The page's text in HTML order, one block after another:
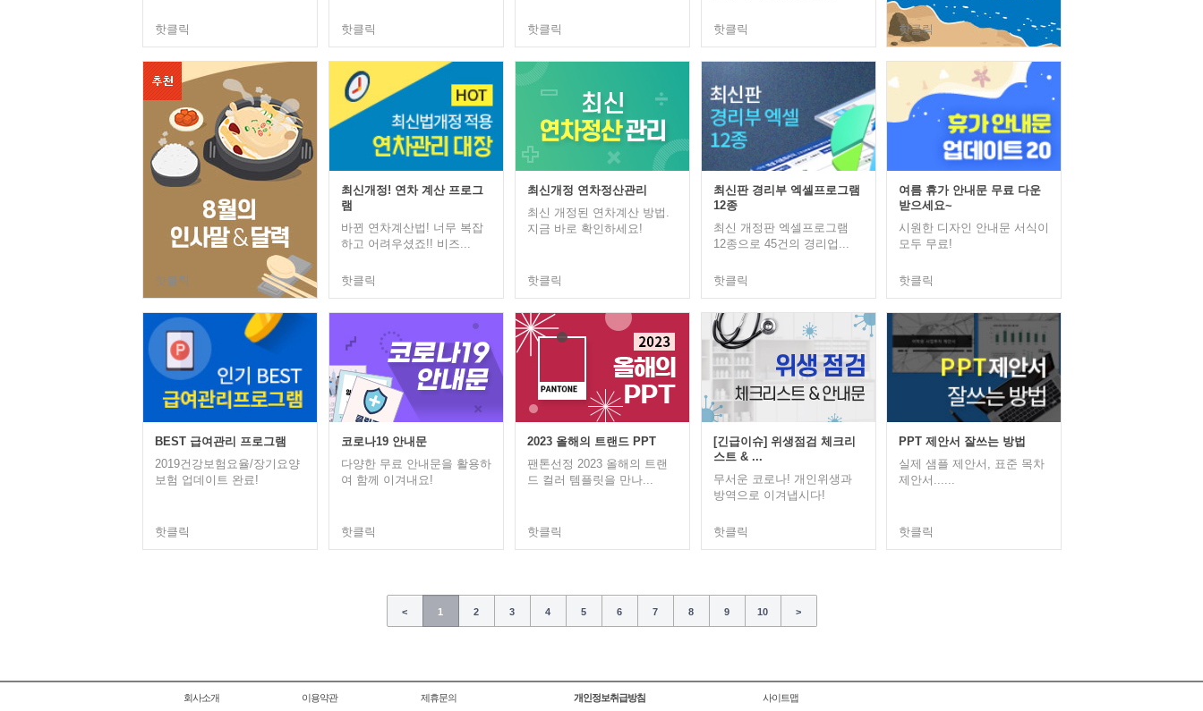
핫클릭 핫클릭 핫클릭 핫클릭 핫클릭
핫클릭
최신개정! 연차 계산 프로그
램
바뀐 연차계산법! 너무 복잡
하고 어려우셨죠!! 비즈...
핫클릭
최신개정 연차정산관리
최신 개정된 연차계산 방법.
지금 바로 확인하세요!
핫클릭
최신판 경리부 엑셀프로그램
12종
최신 개정판 엑셀프로그램
12종으로 45건의 경리업...
핫클릭
여름 휴가 안내문 무료 다운
받으세요~
시원한 디자인 안내문 서식이
모두 무료!
핫클릭
BEST 급여관리 프로그램
2019건강보험요율/장기요양
보험 업데이트 완료!
핫클릭
코로나19 안내문
다양한 무료 안내문을 활용하
여 함께 이겨내요!
핫클릭
2023 올해의 트랜드 PPT
팬톤선정 2023 올해의 트랜
드 컬러 템플릿을 만나...
핫클릭
[긴급이슈] 위생점검 체크리
스트 & ...
무서운 코로나! 개인위생과
방역으로 이겨냅시다!
핫클릭
PPT 제안서 잘쓰는 방법
실제 샘플 제안서, 표준 목차
제안서......
핫클릭
< 1 2 3 4 5 6 7 8 9 10 >
회사소개 이용약관 제휴문의 개인정보취급방침 사이트맵